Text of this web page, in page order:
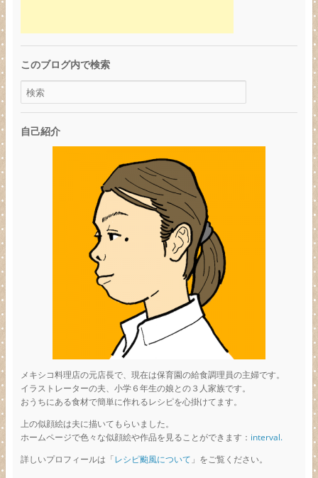
このブログ内で検索
自己紹介
メキシコ料理店の元店長で、現在は保育園の給食調理員の主婦です。
イラストレーターの夫、小学６年生の娘との３人家族です。
おうちにある食材で簡単に作れるレシピを心掛けてます。
上の似顔絵は夫に描いてもらいました。
ホームページで色々な似顔絵や作品を見ることができます： interval.
詳しいプロフィールは「レシピ颱風について 」をご覧ください。